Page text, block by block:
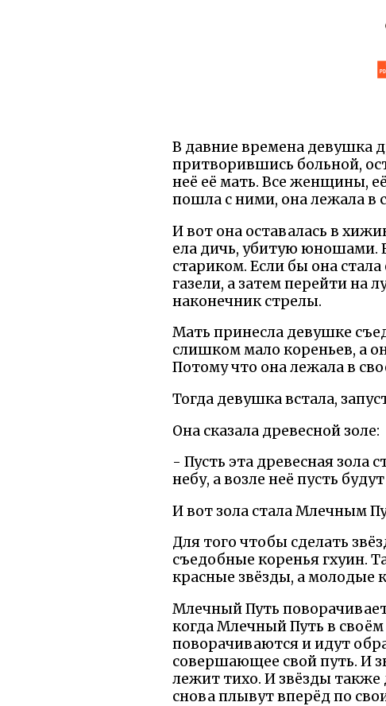
В давние времена девушка
притворившись больной,
неё её мать. Все женщины,
пошла с ними, она лежала в
И вот она оставалась в
ела дичь, убитую юношами.
стариком. Если бы она
газели, а затем перейти на
наконечник стрелы.
Мать принесла девушке
слишком мало кореньев, а
Потому что она лежала в
Тогда девушка встала,
Она сказала древесной золе:
- Пусть эта древесная зола
небу, а возле неё пусть
И вот зола стала Млечным
Для того чтобы сделать
съедобные коренья гхуин.
красные звёзды, а молодые
Млечный Путь
когда Млечный Путь в
поворачиваются и идут
совершающее свой путь. И
лежит тихо. И звёзды также
снова плывут вперёд по